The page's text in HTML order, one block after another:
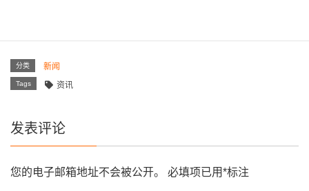
分类 新闻
Tags 资讯
发表评论
您的电子邮箱地址不会被公开。 必填项已用*标注